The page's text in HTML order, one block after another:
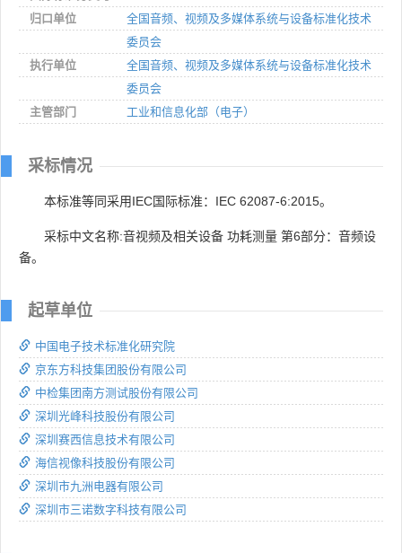
归口单位
全国音频、视频及多媒体系统与设备标准化技术
委员会
执行单位
全国音频、视频及多媒体系统与设备标准化技术
委员会
主管部门
工业和信息化部（电子）
采标情况
本标准等同采用IEC国际标准：IEC 62087-6:2015。
采标中文名称:音视频及相关设备 功耗测量 第6部分：音频设
备。
起草单位
中国电子技术标准化研究院
京东方科技集团股份有限公司
中检集团南方测试股份有限公司
深圳光峰科技股份有限公司
深圳赛西信息技术有限公司
海信视像科技股份有限公司
深圳市九洲电器有限公司
深圳市三诺数字科技有限公司